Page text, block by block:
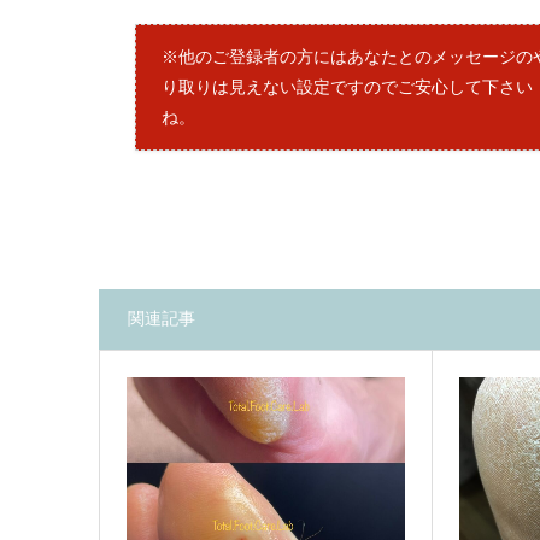
※他のご登録者の方にはあなたとのメッセージの
り取りは見えない設定ですのでご安心して下さい
ね。
関連記事